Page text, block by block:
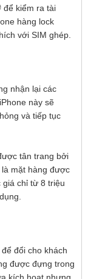
để kiểm ra tài
hàng lock
với SIM ghép.
nhận lại các
này sẽ
và tiếp tục
tân trang bởi
mặt hàng được
chỉ từ 8 triệu
đổi cho khách
được đựng trong